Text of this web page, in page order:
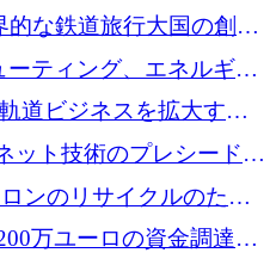
的な鉄道旅行大国の創設
を買収
ティング、エネルギー
2,000 万ドルを調達
道ビジネスを拡大する
万ドルを調達
ット技術のプレシードと
ンのリサイクルのため
万ドルを調達
万ユーロの資金調達